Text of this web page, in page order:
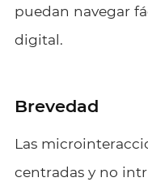
puedan navegar
digital.
Brevedad
Las
centradas y no